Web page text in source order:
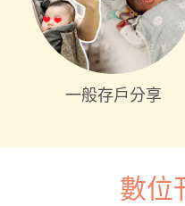
一般存戶分享
數位